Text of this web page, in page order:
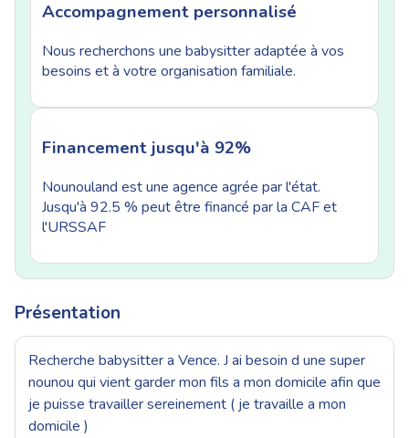
Accompagnement personnalisé
Nous recherchons une babysitter adaptée à vos
besoins et à votre organisation familiale.
Financement jusqu'à 92%
Nounouland est une agence agrée par l'état.
Jusqu'à 92.5 % peut être financé par la CAF et
l'URSSAF
Présentation
Recherche babysitter a Vence. J ai besoin d une super
nounou qui vient garder mon fils a mon domicile afin que
je puisse travailler sereinement ( je travaille a mon
domicile )